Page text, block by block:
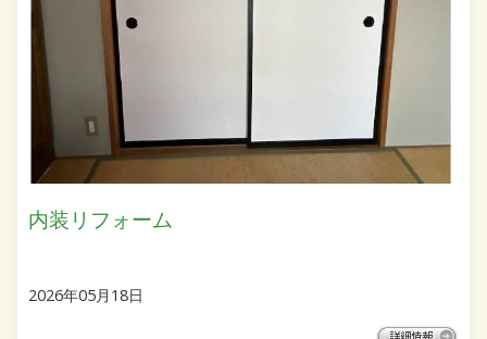
内装リフォーム
2026年05月18日